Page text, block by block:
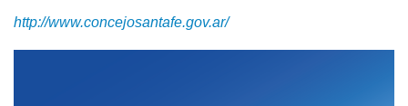
http://www.concejosantafe.gov.ar/